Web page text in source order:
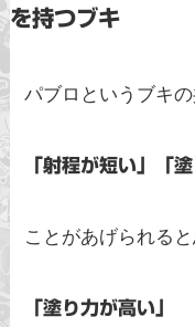
を持つブキ
パブロというブキ
「射程が短い」「
ことがあげられると
「塗り力が高い」